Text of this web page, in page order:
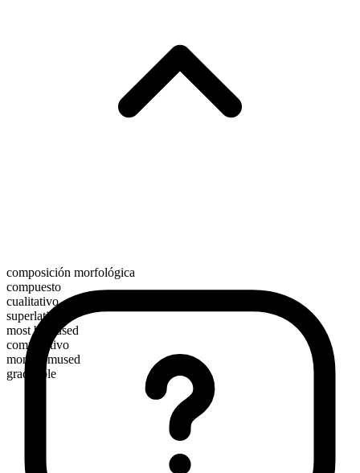
composición morfológica
compuesto
cualitativo
superlativo
most bemused
comparativo
more bemused
graduable